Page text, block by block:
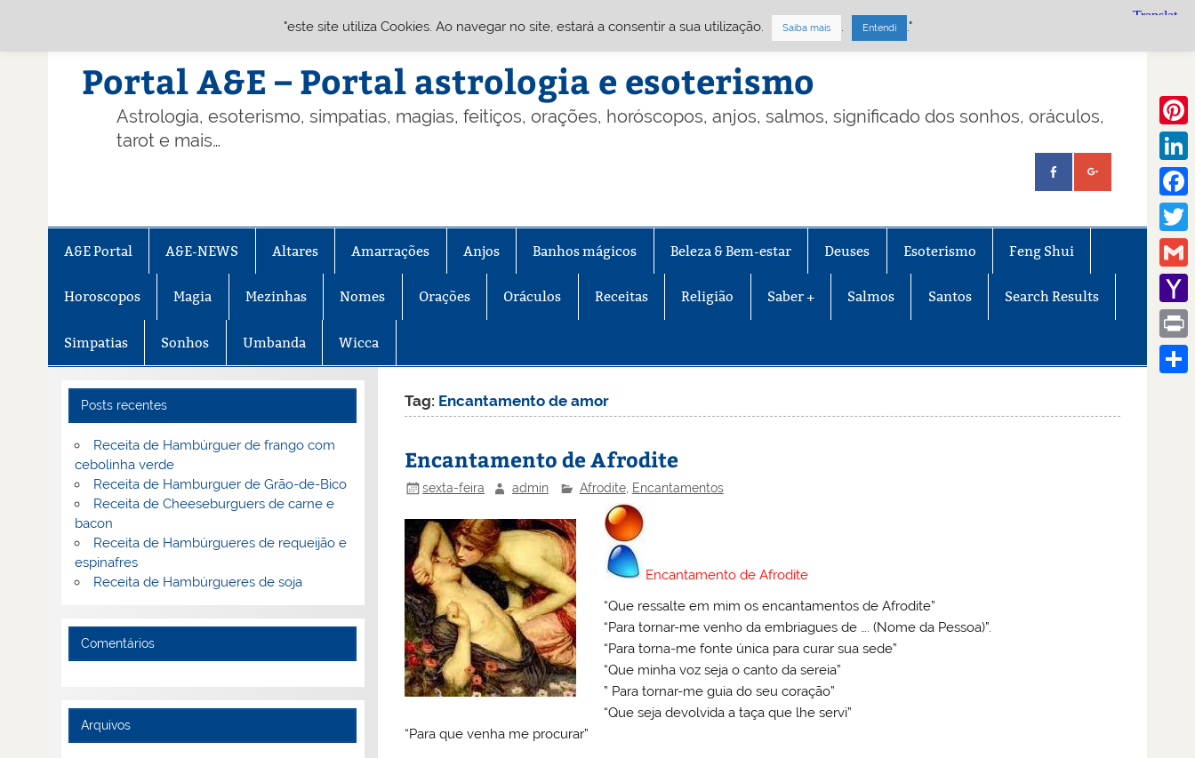
Portal A&E – Portal astrologia e esoterismo
Astrologia, esoterismo, simpatias, magias, feitiços, orações, horóscopos, anjos, salmos, significado dos sonhos, oráculos,
tarot e mais…
A&E Portal A&E-NEWS Altares Amarrações Anjos Banhos mágicos Beleza & Bem-estar Deuses Esoterismo Feng Shui
Horoscopos Magia Mezinhas Nomes Orações Oráculos Receitas Religião Saber + Salmos Santos Search Results
Simpatias Sonhos Umbanda Wicca
Tag: Encantamento de amor
Encantamento de Afrodite
sexta-feira admin Afrodite, Encantamentos
Encantamento de Afrodite
“Que ressalte em mim os encantamentos de Afrodite”
“Para tornar-me venho da embriagues de …. (Nome da Pessoa)”.
“Para torna-me fonte única para curar sua sede”
“Que minha voz seja o canto da sereia”
” Para tornar-me guia do seu coração”
“Que seja devolvida a taça que lhe servi”
“Para que venha me procurar”
Posts recentes
Receita de Hambúrguer de frango com
cebolinha verde
Receita de Hamburguer de Grão-de-Bico
Receita de Cheeseburguers de carne e
bacon
Receita de Hambúrgueres de requeijão e
espinafres
Receita de Hambúrgueres de soja
Comentários
Arquivos
Gmail
Mail
Print
"este site utiliza Cookies. Ao navegar no site, estará a consentir a sua utilização. Saiba mais . Entendi ."